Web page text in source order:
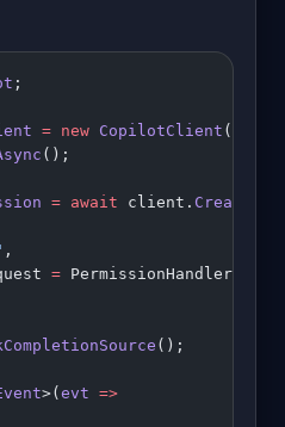
;
= new CopilotClient ();
();
= await client.
,
=
();
>( evt =>